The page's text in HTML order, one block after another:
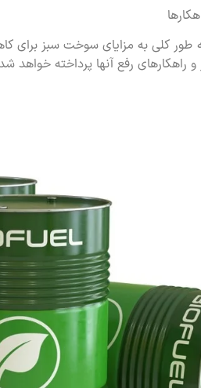
طور کلی به مزایای سوخت سبز برای
رفع آنها پرداخته خواهد